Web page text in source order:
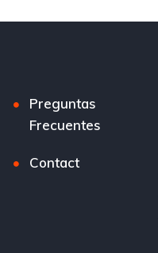
Preguntas
Frecuentes
Contact